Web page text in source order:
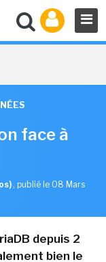
face à
, publié le 08 Mars
depuis 2
bien le